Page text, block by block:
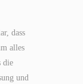
dass
alles
die
und